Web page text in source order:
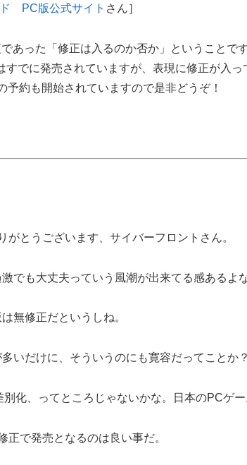
PC版公式サイト さん］
あった「修正は入るのか否か」ということで
すでに発売されていますが、表現に修正が入
約も開始されていますので是非どうぞ！
がとうございます、サイバーフロントさん。
でも大丈夫っていう風潮が出来てる感あるよな
無修正だというしね。
いだけに、そういうのにも寛容だってことか？
別化、ってところじゃないかな。日本のPCゲー
正で発売となるのは良い事だ。